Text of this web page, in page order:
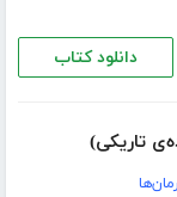
دانلود کتاب
تاریکی)